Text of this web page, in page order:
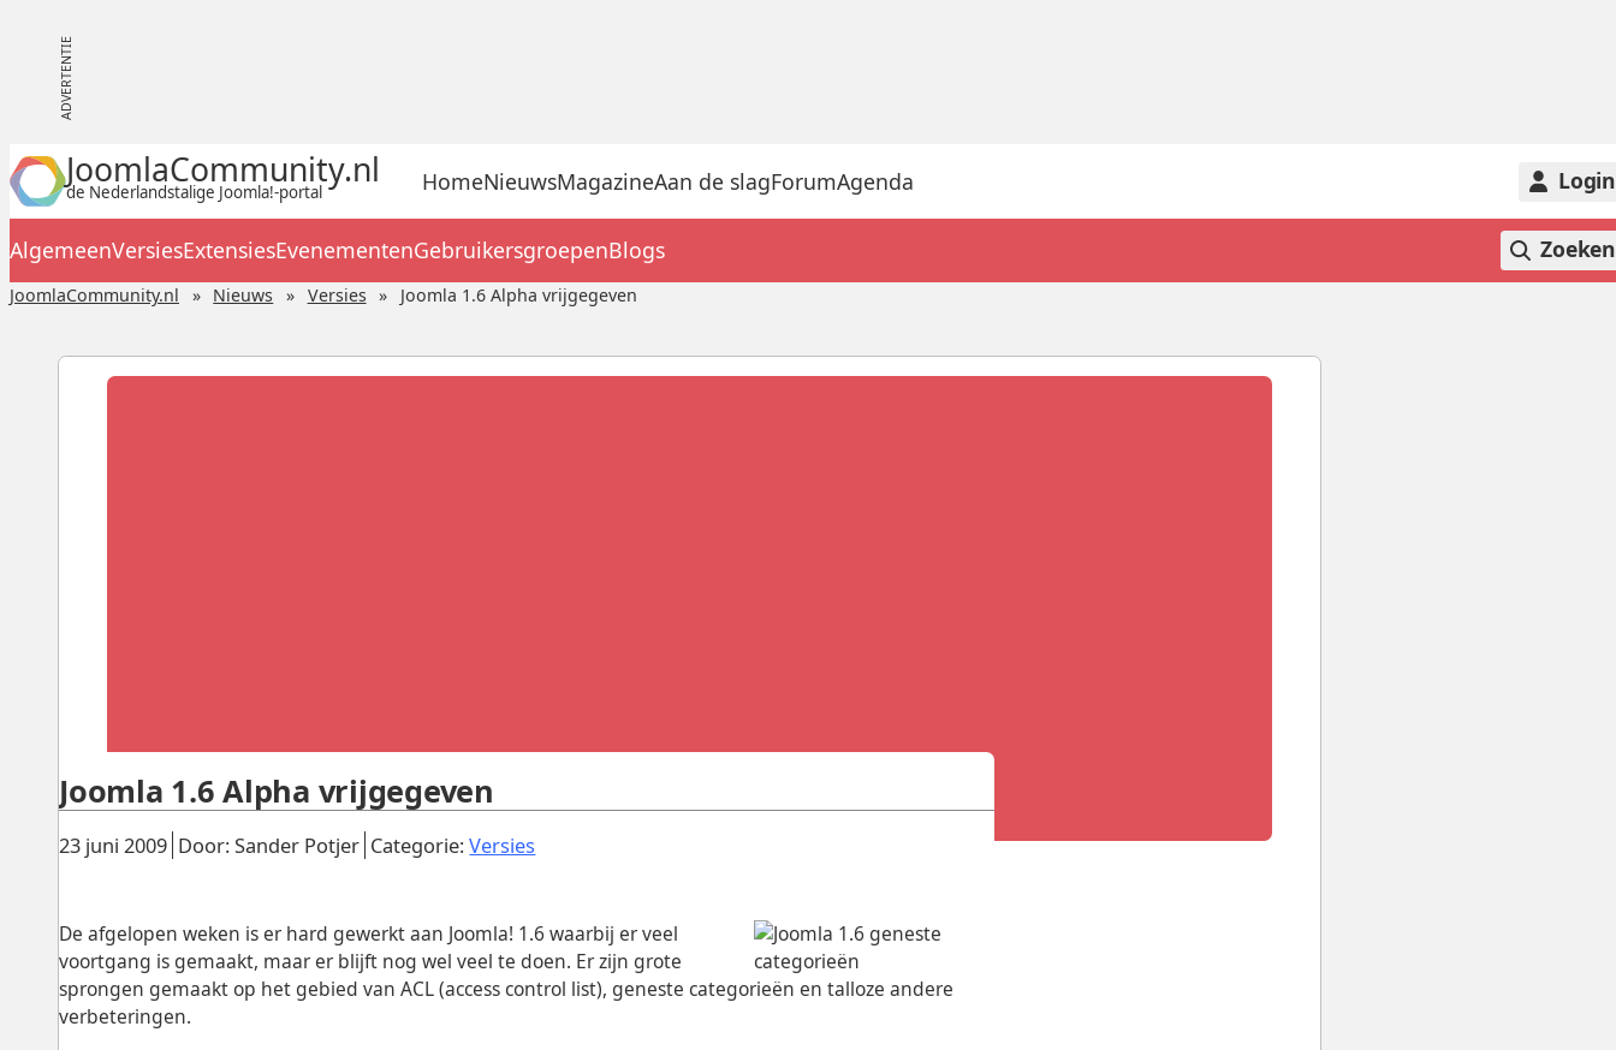
JoomlaCommunity.nl
de Nederlandstalige Joomla!-portal HomeNieuwsMagazineAan de slagForumAgenda Login
AlgemeenVersiesExtensiesEvenementenGebruikersgroepenBlogs Zoeken
JoomlaCommunity.nl Nieuws Versies Joomla 1.6 Alpha vrijgegeven
Gepubliceerd:
23 juni 2009. Door: Sander Potjer. Categorie:Versies
Joomla 1.6 Alpha vrijgegeven
De afgelopen weken is er hard gewerkt aan Joomla! 1.6 waarbij er veel
voortgang is gemaakt, maar er blijft nog wel veel te doen. Er zijn grote
sprongen gemaakt op het gebied van ACL (access control list), geneste categorieën en talloze andere
verbeteringen.